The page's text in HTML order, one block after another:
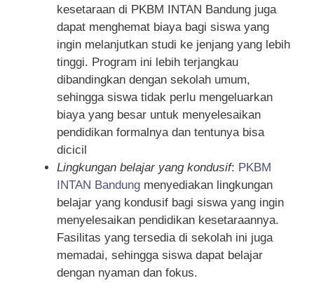
kesetaraan di PKBM INTAN Bandung juga
dapat menghemat biaya bagi siswa yang
ingin melanjutkan studi ke jenjang yang lebih
tinggi. Program ini lebih terjangkau
dibandingkan dengan sekolah umum,
sehingga siswa tidak perlu mengeluarkan
biaya yang besar untuk menyelesaikan
pendidikan formalnya dan tentunya bisa
dicicil
Lingkungan belajar yang kondusif: PKBM
INTAN Bandung menyediakan lingkungan
belajar yang kondusif bagi siswa yang ingin
menyelesaikan pendidikan kesetaraannya.
Fasilitas yang tersedia di sekolah ini juga
memadai, sehingga siswa dapat belajar
dengan nyaman dan fokus.